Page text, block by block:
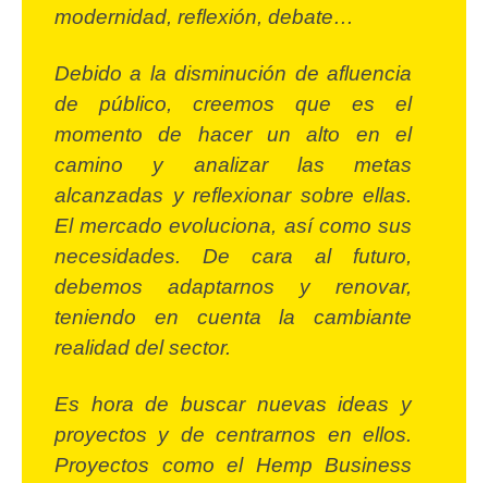
modernidad, reflexión, debate…
Debido a la disminución de afluencia
de público, creemos que es el
momento de hacer un alto en el
camino y analizar las metas
alcanzadas y reflexionar sobre ellas.
El mercado evoluciona, así como sus
necesidades. De cara al futuro,
debemos adaptarnos y renovar,
teniendo en cuenta la cambiante
realidad del sector.
Es hora de buscar nuevas ideas y
proyectos y de centrarnos en ellos.
Proyectos como el Hemp Business